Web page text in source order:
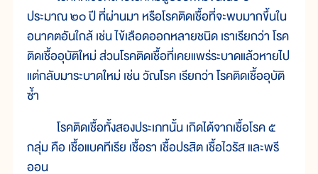
ประมาณ ๒๐ ปี ที่ผ่านมา หรือโรคติดเชื้อที่จะพบมากขึ้นใน
อนาคตอันใกล้ เช่น ไข้เลือดออกหลายชนิด เราเรียกว่า โรค
ติดเชื้ออุบัติใหม่ ส่วนโรคติดเชื้อที่เคยแพร่ระบาดแล้วหายไป
แต่กลับมาระบาดใหม่ เช่น วัณโรค เรียกว่า โรคติดเชื้ออุบัติ
ซ้ำ
โรคติดเชื้อทั้งสองประเภทนั้น เกิดได้จากเชื้อโรค ๕
กลุ่ม คือ เชื้อแบคทีเรีย เชื้อรา เชื้อปรสิต เชื้อไวรัส และพรี
ออน